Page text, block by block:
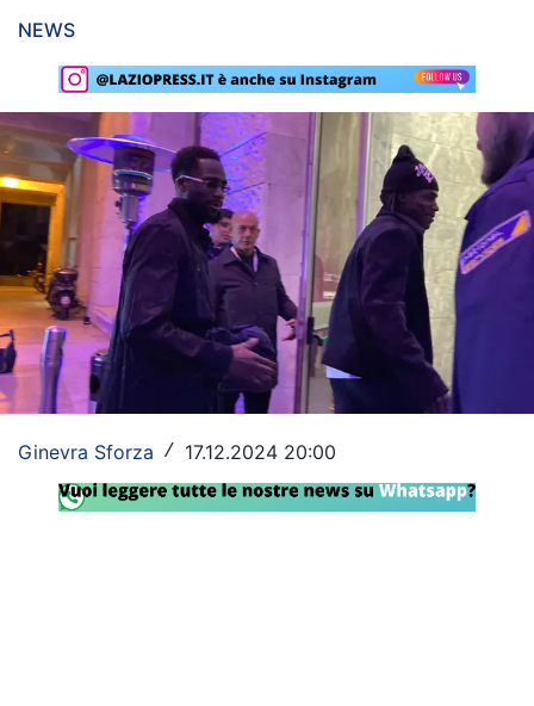
Social
Calcio
Serie A
Champions League
Europa League
Altri Sport
Tennis
NEWS
Ginevra Sforza / 17.12.2024 20:00